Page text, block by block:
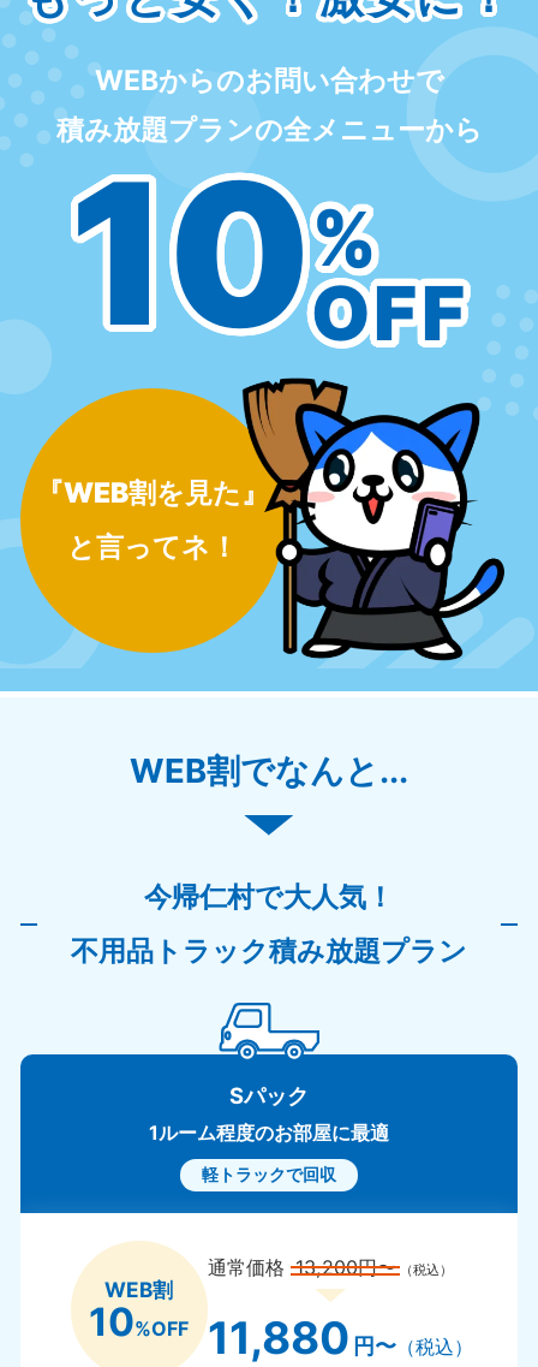
WEBからのお問い合わせで
積み放題プランの全メニューから
10%
OFF
『WEB割を見た』
と言ってネ！
WEB割でなんと...
今帰仁村で大人気！
不用品トラック積み放題プラン
Sパック
1ルーム程度のお部屋に最適
軽トラックで回収
WEB割
10%OFF
通常価格13,200円〜 （税込）
11,880 円〜（税込）